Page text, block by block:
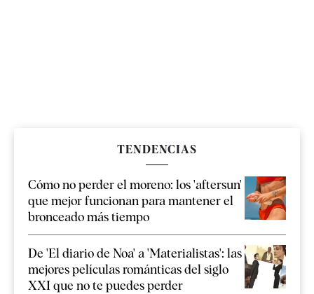
TENDENCIAS
Cómo no perder el moreno: los 'aftersun'
que mejor funcionan para mantener el
bronceado más tiempo
De 'El diario de Noa' a 'Materialistas': las
mejores películas románticas del siglo
XXI que no te puedes perder